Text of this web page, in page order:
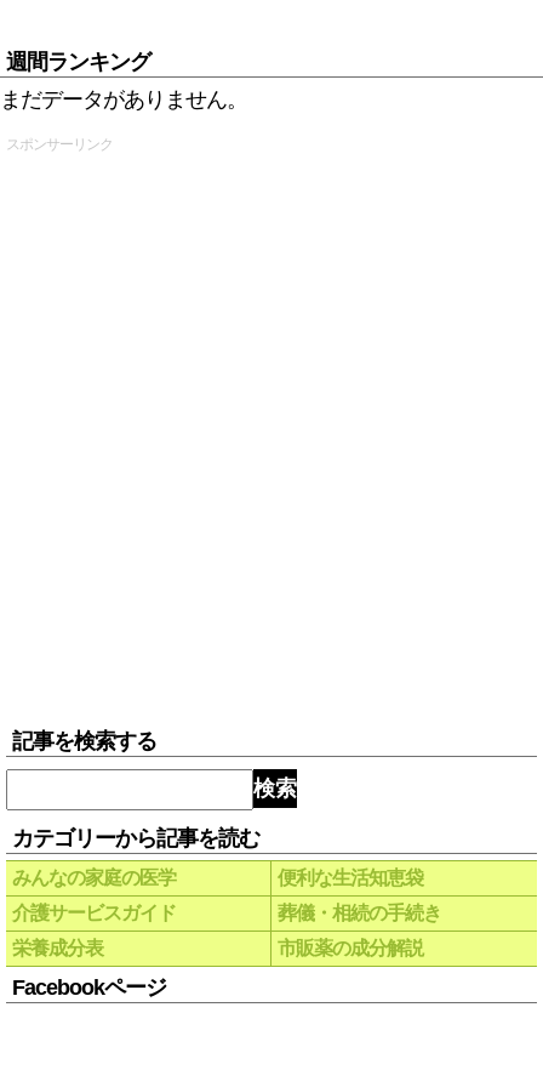
週間ランキング
まだデータがありません。
スポンサーリンク
記事を検索する
検索
カテゴリーから記事を読む
みんなの家庭の医学
便利な生活知恵袋
介護サービスガイド
葬儀・相続の手続き
栄養成分表
市販薬の成分解説
Facebookページ